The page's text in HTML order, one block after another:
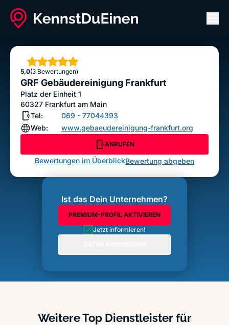
GRF Gebäudereinigung Frankfurt
5,0
Sterne
(3 Bewertungen)
GRF Gebäudereinigung Frankfurt
Platz der Einheit 1
60327 Frankfurt am Main
Tel:
069 - 77044393
Web:
www.gebaeudereinigung-frankfurt.org
ANRUFEN
Bewertungen im ÜberblickBewertung abgeben
Ist das Dein Unternehmen?
PREMIUM-PROFIL AKTIVIEREN
Jetzt informieren!
Weitere Top Dienstleister für